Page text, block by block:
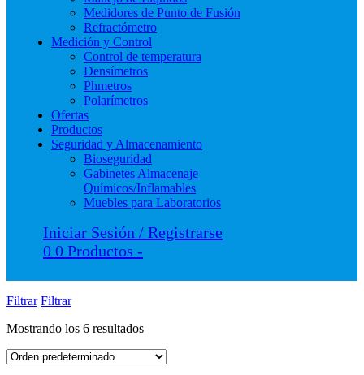
Medidores de Punto de Fusión
Refractómetro
Medición y Control
Control de temperatura
Densímetros
Phmetros
Polarímetros
Ofertas
Productos
Seguridad y Almacenamiento
Bioseguridad
Gabinetes Almacenaje
Químicos/Inflamables
Muebles para Laboratorios
Iniciar Sesión / Registrarse
0 0 Productos -
Filtrar Filtrar
Mostrando los 6 resultados